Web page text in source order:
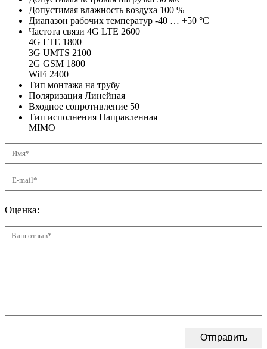
Допустимая влажность воздуха 100 %
Диапазон рабочих температур -40 … +50 °C
Частота связи 4G LTE 2600
4G LTE 1800
3G UMTS 2100
2G GSM 1800
WiFi 2400
Тип монтажа на трубу
Поляризация Линейная
Входное сопротивление 50
Тип исполнения Направленная
MIMO